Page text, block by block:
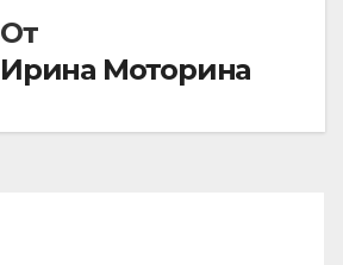
От
Ирина Моторина